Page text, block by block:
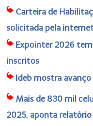
Carteira de
solicitada pela
Expointer 2026
inscritos
Ideb mostra avanço
Mais de 830 mil
2025, aponta relatório